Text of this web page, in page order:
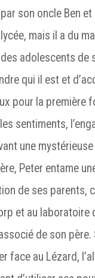
son oncle Ben et
mais il a du
adolescents de
qui il est et
pour la première
sentiments,
une
Peter entame
de ses parents,
et au laboratoire
de son
face au Lézard,